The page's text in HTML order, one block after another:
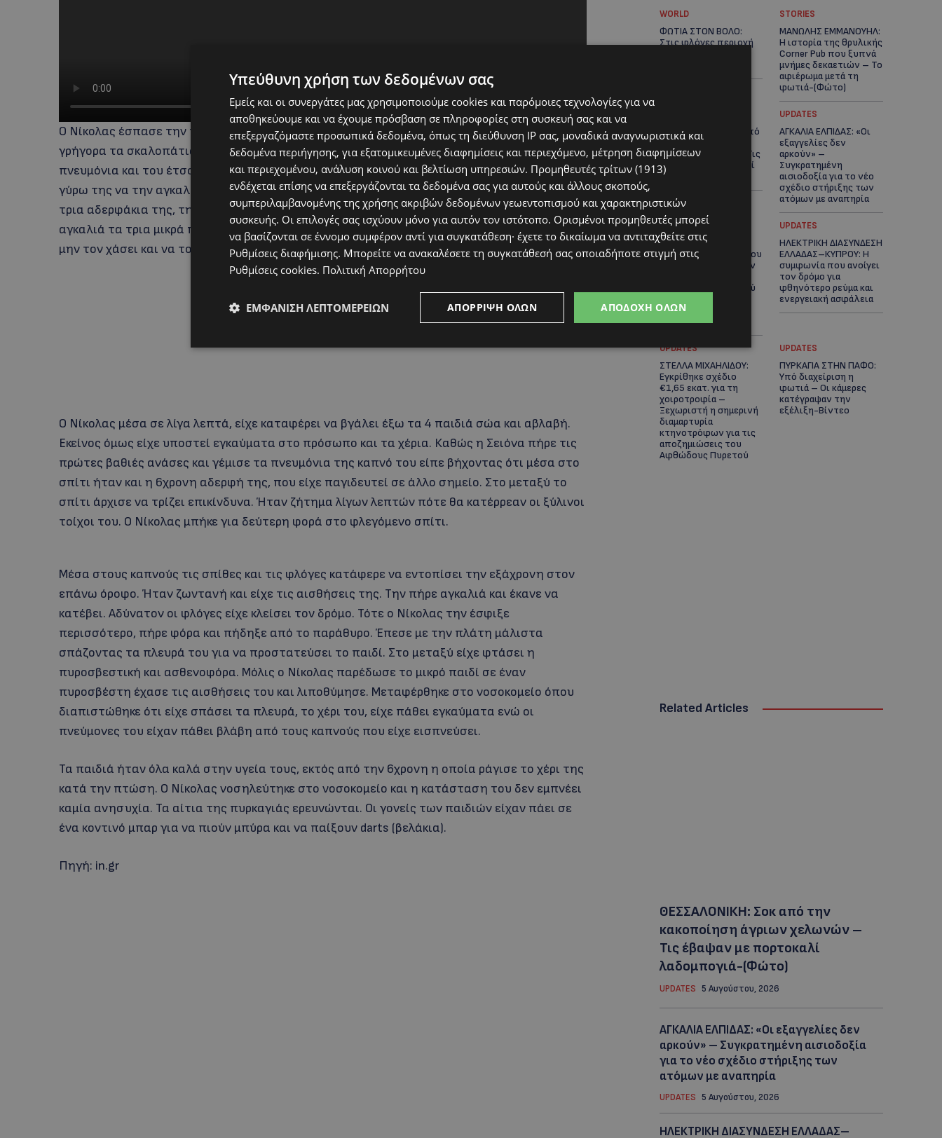
Ο Νίκολας έσπασε την πόρτα και μπήκε μέσα στη φλεγόμενη μονοκατοικία. Ανέβηκε
γρήγορα τα σκαλοπάτια και μέσα στις φλόγες και τους καπνούς που του έκαιγαν τα
πνευμόνια και του έτσουζαν τα κατακόκκινα δακρυσμένα μάτια του εντόπισε μια έφηβη και
γύρω της να την αγκαλιάζουν από τα πόδια 3 μικρά παιδιά. Ήταν η Σειόνα Μπάρετ με τα
τρια αδερφάκια της, την Σαιλί, την Κάλια, και τη Λίβιαν. Ο Νίκολας πήρε στην μεγάλη του
αγκαλιά τα τρια μικρά παιδιά και είπε στην Σειόνα να τον πιάσει από την μπλούζα, για να
μην τον χάσει και να τον ακολουθήσει.
Ο Νίκολας μέσα σε λίγα λεπτά, είχε καταφέρει να βγάλει έξω τα 4 παιδιά σώα και αβλαβή.
Εκείνος όμως είχε υποστεί εγκαύματα στο πρόσωπο και τα χέρια. Καθώς η Σειόνα πήρε τις
πρώτες βαθιές ανάσες και γέμισε τα πνευμόνια της καπνό του είπε βήχοντας ότι μέσα στο
σπίτι ήταν και η 6χρονη αδερφή της, που είχε παγιδευτεί σε άλλο σημείο. Στο μεταξύ το
σπίτι άρχισε να τρίζει επικίνδυνα. Ήταν ζήτημα λίγων λεπτών πότε θα κατέρρεαν οι ξύλινοι
τοίχοι του. Ο Νίκολας μπήκε για δεύτερη φορά στο φλεγόμενο σπίτι.
Μέσα στους καπνούς τις σπίθες και τις φλόγες κατάφερε να εντοπίσει την εξάχρονη στον
επάνω όροφο. Ήταν ζωντανή και είχε τις αισθήσεις της. Την πήρε αγκαλιά και έκανε να
κατέβει. Αδύνατον οι φλόγες είχε κλείσει τον δρόμο. Τότε ο Νίκολας την έσφιξε
περισσότερο, πήρε φόρα και πήδηξε από το παράθυρο. Έπεσε με την πλάτη μάλιστα
σπάζοντας τα πλευρά του για να προστατεύσει το παιδί. Στο μεταξύ είχε φτάσει η
πυροσβεστική και ασθενοφόρα. Μόλις ο Νίκολας παρέδωσε το μικρό παιδί σε έναν
πυροσβέστη έχασε τις αισθήσεις του και λιποθύμησε. Μεταφέρθηκε στο νοσοκομείο όπου
διαπιστώθηκε ότι είχε σπάσει τα πλευρά, το χέρι του, είχε πάθει εγκαύματα ενώ οι
πνεύμονες του είχαν πάθει βλάβη από τους καπνούς που είχε εισπνεύσει.
Τα παιδιά ήταν όλα καλά στην υγεία τους, εκτός από την 6χρονη η οποία ράγισε το χέρι της
κατά την πτώση. Ο Νίκολας νοσηλεύτηκε στο νοσοκομείο και η κατάσταση του δεν εμπνέει
καμία ανησυχία. Τα αίτια της πυρκαγιάς ερευνώνται. Οι γονείς των παιδιών είχαν πάει σε
ένα κοντινό μπαρ για να πιούν μπύρα και να παίξουν darts (βελάκια).
Πηγή: in.gr
WORLD
ΦΩΤΙΑ ΣΤΟΝ ΒΟΛΟ:
Στις φλόγες περιοχή
STORIES
ΜΑΝΩΛΗΣ ΕΜΜΑΝΟΥΗΛ:
Η ιστορία της θρυλικής
Corner Pub που ξυπνά
μνήμες δεκαετιών – Το
αφιέρωμα μετά τη
φωτιά-(Φώτο)
ΘΕΣΣΑΛΟΝΙΚΗ: Σοκ από
την κακοποίηση
άγριων χελωνών – Τις
έβαψαν με πορτοκαλί
λαδομπογιά-(Φώτο)
UPDATES
ΑΓΚΑΛΙΑ ΕΛΠΙΔΑΣ: «Οι
εξαγγελίες δεν
αρκούν» –
Συγκρατημένη
αισιοδοξία για το νέο
σχέδιο στήριξης των
ατόμων με αναπηρία
STORIES
ΟΡΦΕΑΣ ΣΟΛΩΜΟΥ: Ο
10χρονος Κύπριος που
πρωταγωνιστεί στην
εξοικονόμησης νερού
κάνουν τη διαφορά -
(Βίντεο)
UPDATES
ΗΛΕΚΤΡΙΚΗ ΔΙΑΣΥΝΔΕΣΗ
ΕΛΛΑΔΑΣ–ΚΥΠΡΟΥ: Η
συμφωνία που ανοίγει
τον δρόμο για
φθηνότερο ρεύμα και
ενεργειακή ασφάλεια
UPDATES
ΣΤΕΛΛΑ ΜΙΧΑΗΛΙΔΟΥ:
Εγκρίθηκε σχέδιο
€1,65 εκατ. για τη
χοιροτροφία –
Ξεχωριστή η σημερινή
διαμαρτυρία
κτηνοτρόφων για τις
αποζημιώσεις του
Αφθώδους Πυρετού
UPDATES
ΠΥΡΚΑΓΙΑ ΣΤΗΝ ΠΑΦΟ:
Υπό διαχείριση η
φωτιά – Οι κάμερες
κατέγραψαν την
εξέλιξη-Βίντεο
Related Articles
ΘΕΣΣΑΛΟΝΙΚΗ: Σοκ από την
κακοποίηση άγριων χελωνών –
Τις έβαψαν με πορτοκαλί
λαδομπογιά-(Φώτο)
UPDATES 5 Αυγούστου, 2026
ΑΓΚΑΛΙΑ ΕΛΠΙΔΑΣ: «Οι εξαγγελίες δεν
αρκούν» – Συγκρατημένη αισιοδοξία
για το νέο σχέδιο στήριξης των
ατόμων με αναπηρία
UPDATES 5 Αυγούστου, 2026
ΗΛΕΚΤΡΙΚΗ ΔΙΑΣΥΝΔΕΣΗ ΕΛΛΑΔΑΣ–
Υπεύθυνη χρήση των δεδομένων σας
Εμείς και οι συνεργάτες μας χρησιμοποιούμε cookies και παρόμοιες τεχνολογίες για να
αποθηκεύουμε και να έχουμε πρόσβαση σε πληροφορίες στη συσκευή σας και να
επεξεργαζόμαστε προσωπικά δεδομένα, όπως τη διεύθυνση IP σας, μοναδικά αναγνωριστικά και
δεδομένα περιήγησης, για εξατομικευμένες διαφημίσεις και περιεχόμενο, μέτρηση διαφημίσεων
και περιεχομένου, ανάλυση κοινού και βελτίωση υπηρεσιών. Προμηθευτές τρίτων (1913)
ενδέχεται επίσης να επεξεργάζονται τα δεδομένα σας για αυτούς και άλλους σκοπούς,
συμπεριλαμβανομένης της χρήσης ακριβών δεδομένων γεωεντοπισμού και χαρακτηριστικών
συσκευής. Οι επιλογές σας ισχύουν μόνο για αυτόν τον ιστότοπο. Ορισμένοι προμηθευτές μπορεί
να βασίζονται σε έννομο συμφέρον αντί για συγκατάθεση· έχετε το δικαίωμα να αντιταχθείτε στις
Ρυθμίσεις διαφήμισης. Μπορείτε να ανακαλέσετε τη συγκατάθεσή σας οποιαδήποτε στιγμή στις
Ρυθμίσεις cookies. Πολιτική Απορρήτου
ΑΠΟΔΟΧΉ ΌΛΩΝ
ΑΠΌΡΡΙΨΗ ΌΛΩΝ
ΕΜΦΆΝΙΣΗ ΛΕΠΤΟΜΕΡΕΙΏΝ